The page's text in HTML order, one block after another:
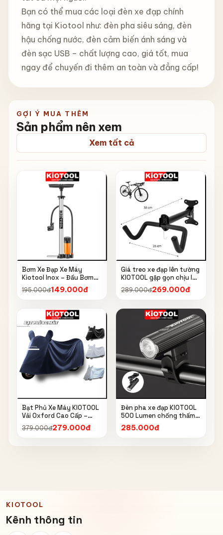
Bạn có thể mua các loại đèn xe đạp chính
hãng tại Kiotool như: đèn pha siêu sáng, đèn
hậu chống nước, đèn cảm biến ánh sáng và
đèn sạc USB – chất lượng cao, giá tốt, mua
ngay để chuyến đi thêm an toàn và đẳng cấp!
GỢI Ý MUA THÊM
Sản phẩm nên xem
Xem tất cả
Bơm Xe Đạp Xe Máy
Kiotool Inox – Đầu Bơm
Thông Minh, Kèm Bơm
Bóng, Đồng Hồ 160 PSI
195.000đ149.000đ
Giá treo xe đạp lên tường
KIOTOOL gập gọn chịu lực
cao kèm móc treo mũ bảo
hiểm
289.000đ269.000đ
Bạt Phủ Xe Máy KIOTOOL
Vải Oxford Cao Cấp –
Chống Nắng, Chống Mưa,
Chống Bụi, Chống Tia UV,
379.000đ279.000đ
Đèn pha xe đạp KIOTOOL
500 Lumen chống thấm
nước IPX6 6603
285.000đ
KIOTOOL
Kênh thông tin